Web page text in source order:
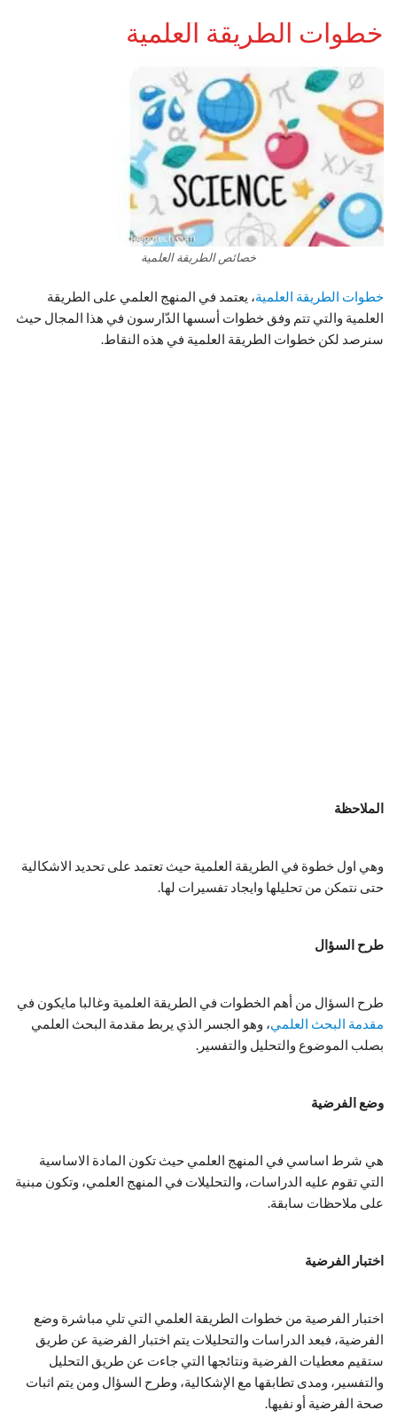
خطوات الطريقة العلمية
خصائص الطريقة العلمية
خطوات الطريقة العلمية، يعتمد في المنهج العلمي على الطريقة
العلمية والتي تتم وفق خطوات أسسها الدّارسون في هذا المجال حيث
سنرصد لكن خطوات الطريقة العلمية في هذه النقاط.
الملاحظة
وهي اول خطوة في الطريقة العلمية حيث تعتمد على تحديد الاشكالية
حتى نتمكن من تحليلها وايجاد تفسيرات لها.
طرح السؤال
طرح السؤال من أهم الخطوات في الطريقة العلمية وغالبا مايكون في
مقدمة البحث العلمي، وهو الجسر الذي يربط مقدمة البحث العلمي
بصلب الموضوع والتحليل والتفسير.
وضع الفرضية
هي شرط اساسي في المنهج العلمي حيث تكون المادة الاساسية
التي تقوم عليه الدراسات، والتحليلات في المنهج العلمي، وتكون مبنية
على ملاحظات سابقة.
اختبار الفرضية
اختبار الفرصية من خطوات الطريقة العلمي التي تلي مباشرة وضع
الفرضية، فبعد الدراسات والتحليلات يتم اختبار الفرضية عن طريق
ستقيم معطيات الفرضية ونتائجها التي جاءت عن طريق التحليل
والتفسير، ومدى تطابقها مع الإشكالية، وطرح السؤال ومن يتم اثبات
صحة الفرضية أو نفيها.